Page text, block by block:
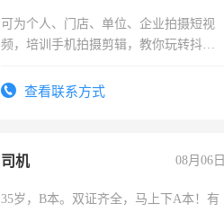
可为个人、门店、单位、企业拍摄短视
频，培训手机拍摄剪辑，教你玩转抖音
频，培训手机拍摄剪辑，教你玩转抖
查看联系方式
司机 08月06日
35岁，B本。双证齐全，马上下A本！有